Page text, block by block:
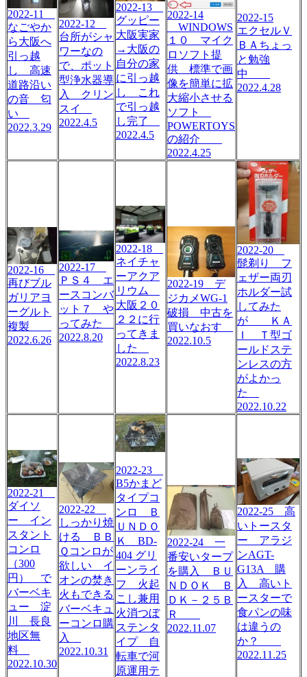
2022-11
なごやか
ら大阪へ
引っ越
し 高速
道路沿い
の音 匂
い
2022.3.29
2022-12
台所がシャ
ワーなの
で、ポット
型浄水器導
入 クリン
スイ
2022.4.5
2022-13
グッピー
大阪実家
→大阪の
自分の家
に引っ越
し これ
で引っ越
し完了
2022.4.5
2022-14
WINDOWS
１０ マイク
ロソフト提
供 標準で画
像を簡単に拡
大縮小させる
ソフト
POWERTOYS
の紹介
2022.4.25
2022-15
エクセルＶ
ＢＡちょっ
と勉強
中
2022.4.28
2022-16
再びブル
ガリアヨ
ーグルト
複製
2022.6.26
2022-17
ＰＳ４ エ
ースコンバ
ット７ や
ってみた
2022.8.20
2022-18
ネイチャ
ーアクア
リウム
大阪２０
２２に行
ってきま
した
2022.8.23
2022-19 デ
ジカメWG-1
破損 中古を
買いなおす
2022.10.5
2022-20
髭剃り フ
ェザー両刃
ホルダー試
してみた
が ＫＡ
Ｉ Ｔ型ゴ
ールドステ
ンレスの方
がよかっ
た
2022.10.22
2022-21
ダイソ
ー イン
スタント
コンロ
（300
円） で
バーベキ
ュー 淀
川 長良
地区無
料
2022.10.30
2022-22
しっかり焼
ける ＢＢ
Ｑコンロが
欲しい イ
オンの焚き
火もできる
バーベキュ
ーコンロ購
入
2022.10.31
2022-23
B5かまど
タイプコ
ンロ Ｂ
ＵＮＤＯ
Ｋ BD-
404 グリ
ーンライ
フ 火起
こし兼用
火消つぼ
ステンタ
イプ 自
転車で河
原運用テ
2022-24 一
番安いタープ
を購入 ＢＵ
ＮＤＯＫ Ｂ
ＤＫ－２５Ｂ
Ｒ
2022.11.07
2022-25 高
いトースタ
ー アラジ
ンAGT-
G13A 購
入 高いト
ースターで
食パンの味
は違うの
か？
2022.11.25